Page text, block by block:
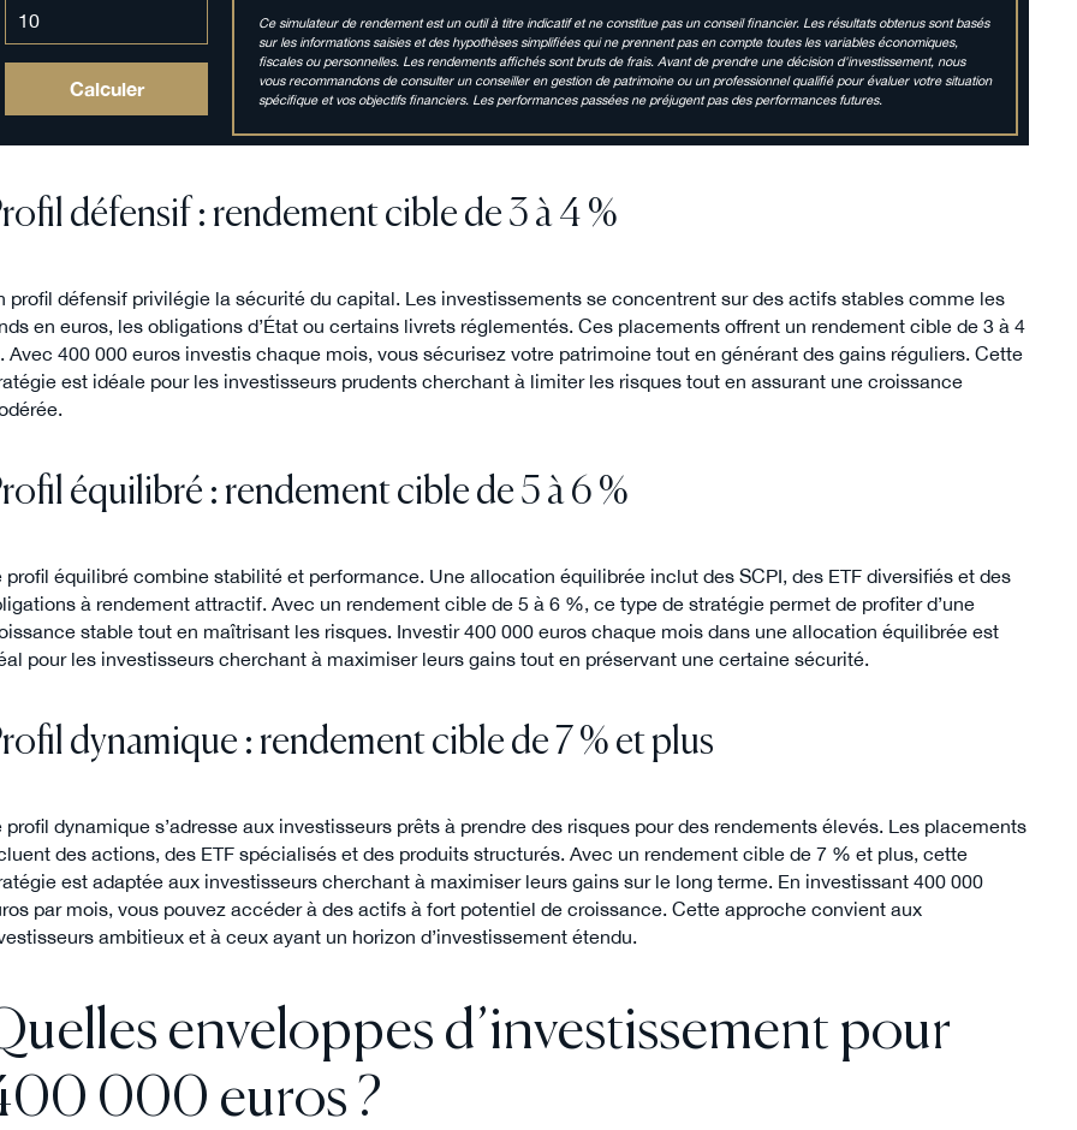
Calculer
Ce simulateur de rendement est un outil à titre indicatif et ne constitue pas un conseil financier. Les résultats obtenus sont basés
sur les informations saisies et des hypothèses simplifiées qui ne prennent pas en compte toutes les variables économiques,
fiscales ou personnelles. Les rendements affichés sont bruts de frais. Avant de prendre une décision d'investissement, nous
vous recommandons de consulter un conseiller en gestion de patrimoine ou un professionnel qualifié pour évaluer votre situation
spécifique et vos objectifs financiers. Les performances passées ne préjugent pas des performances futures.
défensif : rendement cible de 3 à 4 %
profil défensif privilégie la sécurité du capital. Les investissements se concentrent sur des actifs stables comme les
en euros, les obligations d’État ou certains livrets réglementés. Ces placements offrent un rendement cible de 3 à 4
Avec 400 000 euros investis chaque mois, vous sécurisez votre patrimoine tout en générant des gains réguliers. Cette
est idéale pour les investisseurs prudents cherchant à limiter les risques tout en assurant une croissance
équilibré : rendement cible de 5 à 6 %
profil équilibré combine stabilité et performance. Une allocation équilibrée inclut des SCPI, des ETF diversifiés et des
à rendement attractif. Avec un rendement cible de 5 à 6 %, ce type de stratégie permet de profiter d’une
stable tout en maîtrisant les risques. Investir 400 000 euros chaque mois dans une allocation équilibrée est
pour les investisseurs cherchant à maximiser leurs gains tout en préservant une certaine sécurité.
dynamique : rendement cible de 7 % et plus
profil dynamique s’adresse aux investisseurs prêts à prendre des risques pour des rendements élevés. Les placements
des actions, des ETF spécialisés et des produits structurés. Avec un rendement cible de 7 % et plus, cette
est adaptée aux investisseurs cherchant à maximiser leurs gains sur le long terme. En investissant 400 000
par mois, vous pouvez accéder à des actifs à fort potentiel de croissance. Cette approche convient aux
ambitieux et à ceux ayant un horizon d’investissement étendu.
enveloppes d’investissement pour
000 euros ?